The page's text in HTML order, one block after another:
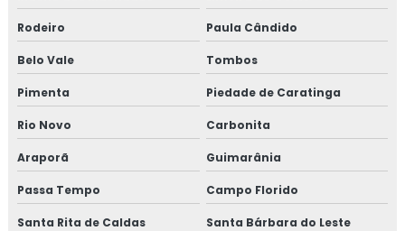
Rodeiro Paula Cândido
Belo Vale Tombos
Pimenta Piedade de Caratinga
Rio Novo Carbonita
Araporã Guimarânia
Passa Tempo Campo Florido
Santa Rita de Caldas Santa Bárbara do Leste